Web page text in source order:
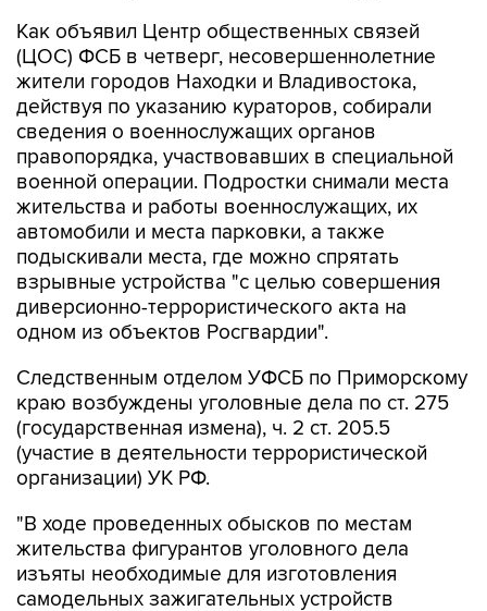
Как объявил Центр общественных связей
(ЦОС) ФСБ в четверг, несовершеннолетние
жители городов Находки и Владивостока,
действуя по указанию кураторов, собирали
сведения о военнослужащих органов
правопорядка, участвовавших в специальной
военной операции. Подростки снимали места
жительства и работы военнослужащих, их
автомобили и места парковки, а также
подыскивали места, где можно спрятать
взрывные устройства "с целью совершения
диверсионно-террористического акта на
одном из объектов Росгвардии".
Следственным отделом УФСБ по Приморскому
краю возбуждены уголовные дела по ст. 275
(государственная измена), ч. 2 ст. 205.5
(участие в деятельности террористической
организации) УК РФ.
"В ходе проведенных обысков по местам
жительства фигурантов уголовного дела
изъяты необходимые для изготовления
самодельных зажигательных устройств